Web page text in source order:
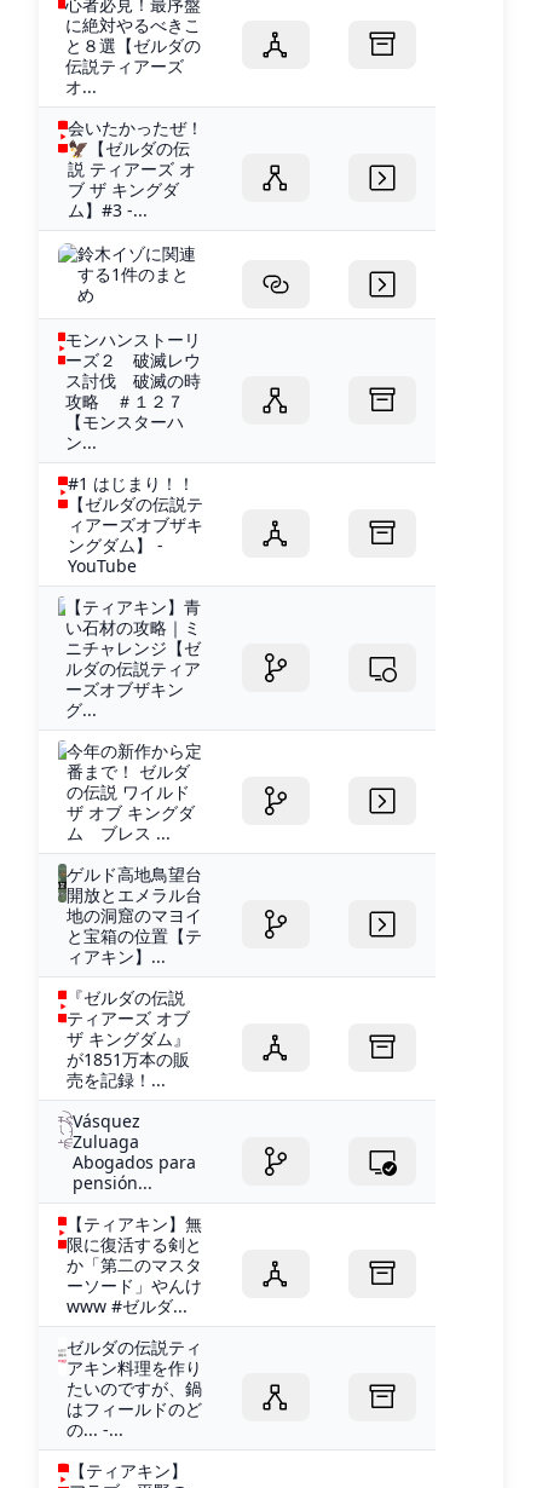
に絶対やるべきこ
と８選【ゼルダの
伝説ティアーズ
オ...
会いたかったぜ！
🦅【ゼルダの伝
説 ティアーズ オ
ブ ザ キングダ
ム】#3 -...
鈴木イゾに関連
する1件のまと
め
モンハンストーリ
ーズ２ 破滅レウ
ス討伐 破滅の時
攻略 ＃１２７
【モンスターハ
ン...
#1 はじまり！！
【ゼルダの伝説テ
ィアーズオブザキ
ングダム】 -
YouTube
【ティアキン】青
い石材の攻略｜ミ
ニチャレンジ【ゼ
ルダの伝説ティア
ーズオブザキン
グ...
今年の新作から定
番まで！ ゼルダ
の伝説 ワイルド
ザ オブ キングダ
ム ブレス ...
ゲルド高地鳥望台
開放とエメラル台
地の洞窟のマヨイ
と宝箱の位置【テ
ィアキン】...
『ゼルダの伝説
ティアーズ オブ
ザ キングダム』
が1851万本の販
売を記録！...
Vásquez
Zuluaga
Abogados para
pensión...
【ティアキン】無
限に復活する剣と
か「第二のマスタ
ーソード」やんけ
www #ゼルダ...
ゼルダの伝説ティ
アキン料理を作り
たいのですが、鍋
はフィールドのど
の... -...
【ティアキン】